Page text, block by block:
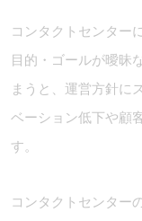
コンタクトセンター
目的・ゴールが曖昧
まうと、運営方針に
ベーション低下や顧
す。
コンタクトセンター